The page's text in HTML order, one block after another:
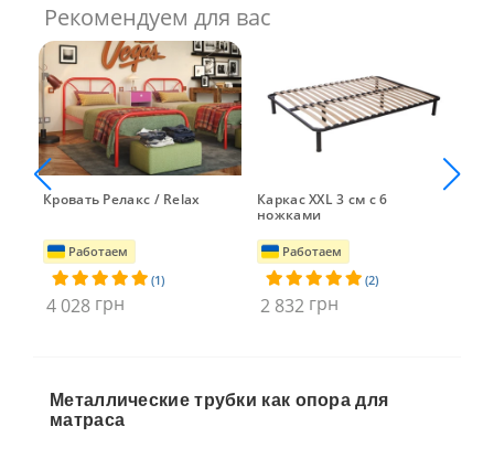
Рекомендуем для вас
Кровать Релакс / Relax
Работаем
(1)
4 028 грн
Каркас XXL 3 см с 6
ножками
Работаем
(2)
2 832 грн
Металлические трубки как опора для
матраса